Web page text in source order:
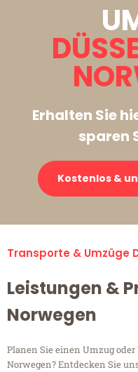
Erhalten Sie
sparen
Kostenlos &
Transporte & Umzüge
Leistungen &
Norwegen
Planen Sie einen Umzug
Norwegen? Entdecken Sie